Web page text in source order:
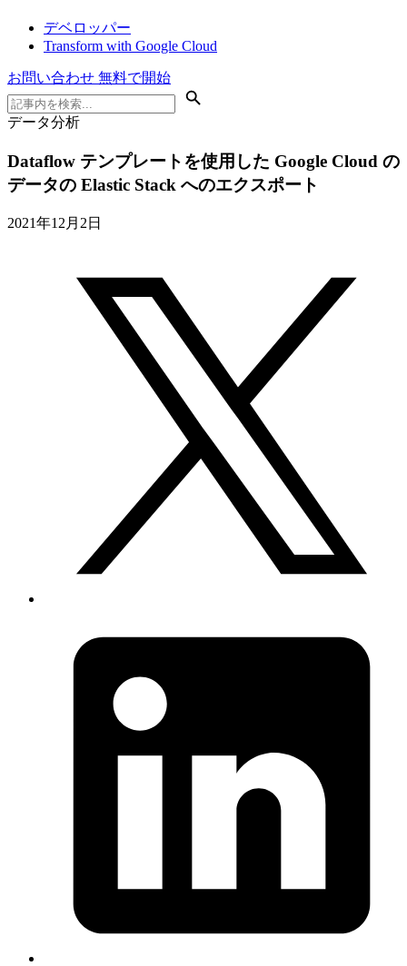
デベロッパー
Transform with Google Cloud
お問い合わせ 無料で開始
データ分析
Dataflow テンプレートを使用した Google Cloud の
データの Elastic Stack へのエクスポート
2021年12月2日